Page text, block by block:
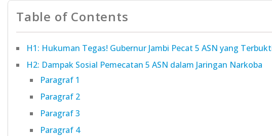
Table of Contents
H1: Hukuman Tegas! Gubernur Jambi Pecat 5 ASN yang
H2: Dampak Sosial Pemecatan 5 ASN dalam Jaringan Narkoba
Paragraf 1
Paragraf 2
Paragraf 3
Paragraf 4